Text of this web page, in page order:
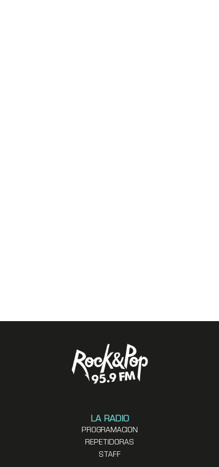
LA RADIO
PROGRAMACION
REPETIDORAS
STAFF